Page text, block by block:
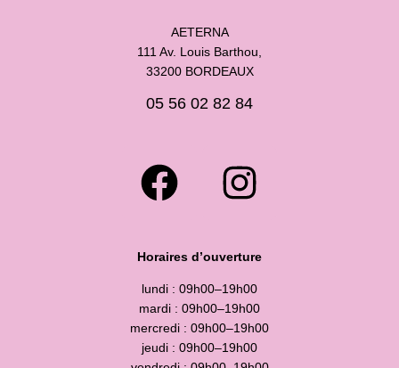
AETERNA
111 Av. Louis Barthou,
33200 BORDEAUX
05 56 02 82 84
Horaires d’ouverture
lundi : 09h00–19h00
mardi : 09h00–19h00
mercredi : 09h00–19h00
jeudi : 09h00–19h00